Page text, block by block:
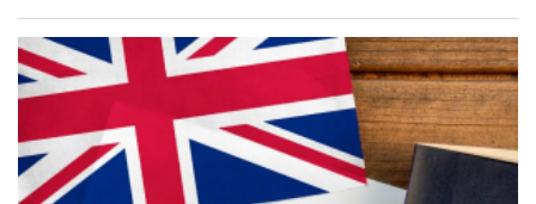
Merve Savıcı
MUCİZEYE GEREK YOK, SAĞLIKLI
BESLENMEK ASLINDA ÇOK KOLAY!